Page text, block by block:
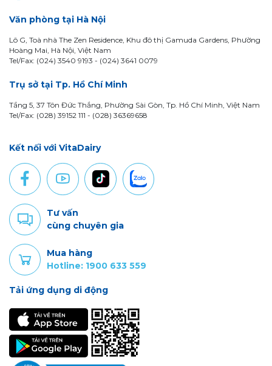
Văn phòng tại Hà Nội
Lô G, Toà nhà The Zen Residence, Khu đô thị Gamuda Gardens, Phường
Hoàng Mai, Hà Nội, Việt Nam
Tel/Fax: (024) 3540 9193 - (024) 3641 0079
Trụ sở tại Tp. Hồ Chí Minh
Tầng 5, 37 Tôn Đức Thắng, Phường Sài Gòn, Tp. Hồ Chí Minh, Việt Nam
Tel/Fax: (028) 39152 111 - (028) 36369658
Kết nối với VitaDairy
Tư vấn
cùng chuyên gia
Mua hàng
Hotline: 1900 633 559
Tải ứng dụng di động